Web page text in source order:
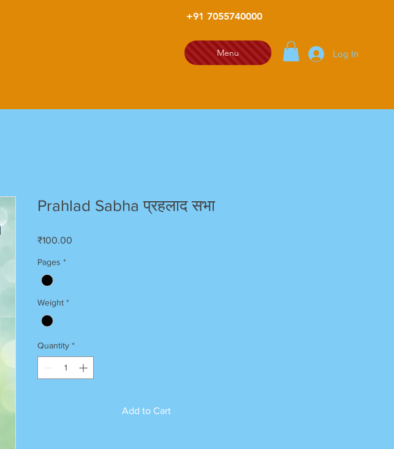
+91 7055740000
Menu Log In
Prahlad Sabha प्रहलाद सभा
₹100.00
Pages *
Weight *
Quantity *
Add to Cart